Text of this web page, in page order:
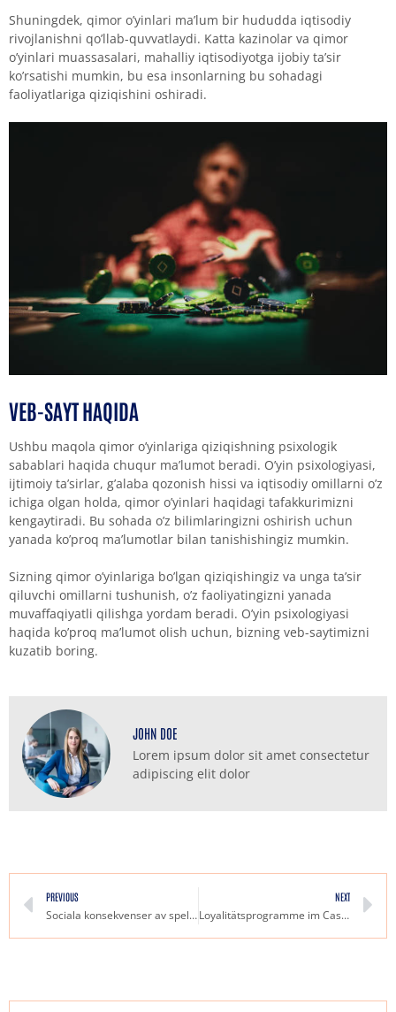
Shuningdek, qimor o’yinlari ma’lum bir hududda iqtisodiy
rivojlanishni qo’llab-quvvatlaydi. Katta kazinolar va qimor
o’yinlari muassasalari, mahalliy iqtisodiyotga ijobiy ta’sir
ko’rsatishi mumkin, bu esa insonlarning bu sohadagi
faoliyatlariga qiziqishini oshiradi.
VEB-SAYT HAQIDA
Ushbu maqola qimor o’yinlariga qiziqishning psixologik
sabablari haqida chuqur ma’lumot beradi. O’yin psixologiyasi,
ijtimoiy ta’sirlar, g’alaba qozonish hissi va iqtisodiy omillarni o’z
ichiga olgan holda, qimor o’yinlari haqidagi tafakkurimizni
kengaytiradi. Bu sohada o’z bilimlaringizni oshirish uchun
yanada ko’proq ma’lumotlar bilan tanishishingiz mumkin.
Sizning qimor o’yinlariga bo’lgan qiziqishingiz va unga ta’sir
qiluvchi omillarni tushunish, o’z faoliyatingizni yanada
muvaffaqiyatli qilishga yordam beradi. O’yin psixologiyasi
haqida ko’proq ma’lumot olish uchun, bizning veb-saytimizni
kuzatib boring.
JOHN DOE
Lorem ipsum dolor sit amet consectetur
adipiscing elit dolor
PREVIOUS
Sociala konsekvenser av spelande Vad behöver vi veta
NEXT
Loyalitätsprogramme im Casino So profitieren Sie langfristig von Ihren Einsätzen